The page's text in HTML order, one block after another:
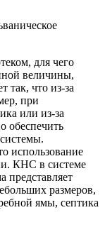
для чего
величины,
так, что из-за
при
или из-за
обеспечить
использование
КНС в системе
представляет
размеров,
ямы, септика